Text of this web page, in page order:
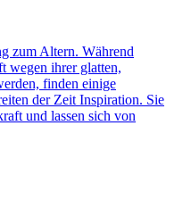
zum Altern. Während
wegen ihrer glatten,
finden einige
der Zeit Inspiration. Sie
und lassen sich von